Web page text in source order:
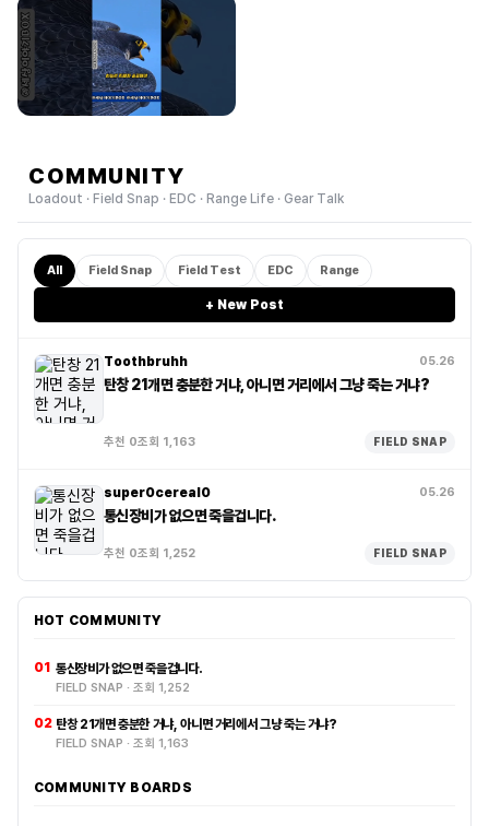
COMMUNITY
Loadout · Field Snap · EDC · Range Life · Gear Talk
All Field Snap Field Test EDC Range
+ New Post
Toothbruhh 05.26
탄창 21개면 충분한 거냐, 아니면 거리에서 그냥 죽는 거냐?
추천 0조회 1,163 FIELD SNAP
super0cereal0 05.26
통신장비가 없으면 죽을겁니다.
추천 0조회 1,252 FIELD SNAP
HOT COMMUNITY
01 통신장비가 없으면 죽을겁니다.
FIELD SNAP · 조회 1,252
02 탄창 21개면 충분한 거냐, 아니면 거리에서 그냥 죽는 거냐?
FIELD SNAP · 조회 1,163
COMMUNITY BOARDS